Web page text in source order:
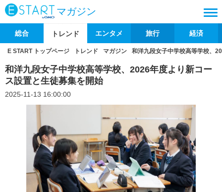
マガジン
総合 トレンド エンタメ 旅行 経済
E START トップページ トレンド マガジン 和洋九段女子中学校高等学校、
和洋九段女子中学校高等学校、2026年度より新コー
ス設置と生徒募集を開始
2025-11-13 16:00:00